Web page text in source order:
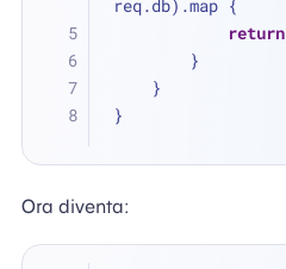
req.db).map {
return
        }
    }
}
Ora diventa: